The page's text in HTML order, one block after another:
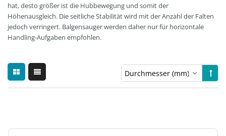
hat, desto größer ist die Hubbewegung und somit der
Höhenausgleich. Die seitliche Stabilität wird mit der Anzahl der Falten
jedoch verringert. Balgensauger werden daher nur für horizontale
Handling-Aufgaben empfohlen.